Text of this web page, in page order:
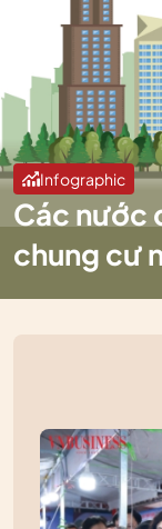
Infographic
Các nước
chung cư